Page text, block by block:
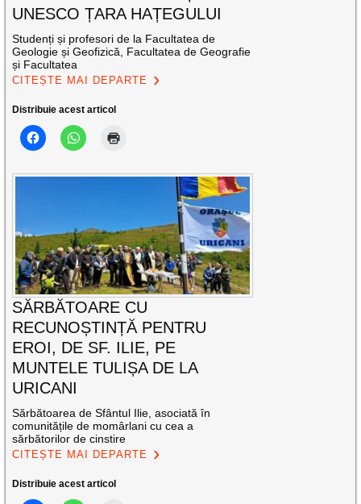
UNESCO ȚARA HAȚEGULUI
Studenți și profesori de la Facultatea de
Geologie și Geofizică, Facultatea de Geografie
și Facultatea
CITEȘTE MAI DEPARTE
Distribuie acest articol
SĂRBĂTOARE CU
RECUNOȘTINȚĂ PENTRU
EROI, DE SF. ILIE, PE
MUNTELE TULIȘA DE LA
URICANI
Sărbătoarea de Sfântul Ilie, asociată în
comunitățile de momârlani cu cea a
sărbătorilor de cinstire
CITEȘTE MAI DEPARTE
Distribuie acest articol